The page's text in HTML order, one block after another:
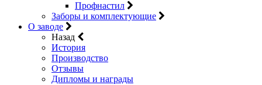
Профнастил
Заборы и комплектующие
О заводе
Назад
История
Производство
Отзывы
Дипломы и награды